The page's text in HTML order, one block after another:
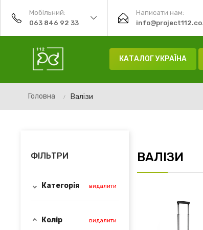
Мобільний:
063 846 92 33
Написати нам:
КАТАЛОГ УКРАЇНА
Головна Валізи
ФІЛЬТРИ
Категорія видалити
Колір видалити
ВАЛІЗИ